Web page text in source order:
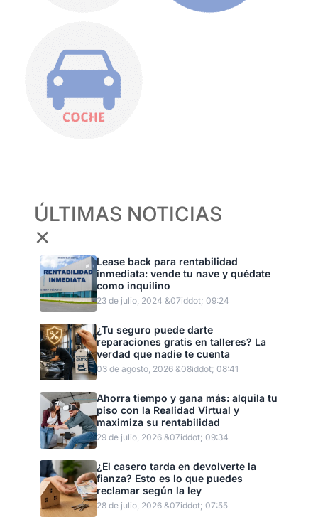
ÚLTIMAS NOTICIAS
✕
Lease back para rentabilidad
inmediata: vende tu nave y quédate
como inquilino
23 de julio, 2024 &07iddot; 09:24
¿Tu seguro puede darte
reparaciones gratis en talleres? La
verdad que nadie te cuenta
03 de agosto, 2026 &08iddot; 08:41
Ahorra tiempo y gana más: alquila tu
piso con la Realidad Virtual y
maximiza su rentabilidad
29 de julio, 2026 &07iddot; 09:34
¿El casero tarda en devolverte la
fianza? Esto es lo que puedes
reclamar según la ley
28 de julio, 2026 &07iddot; 07:55